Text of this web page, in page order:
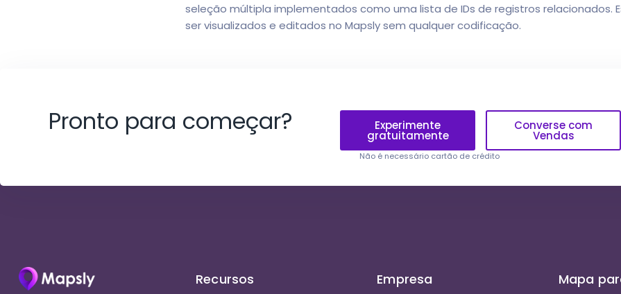
seleção múltipla implementados como uma lista de IDs de registros relacionados.
ser visualizados e editados no Mapsly sem qualquer codificação.
Pronto para começar? Experimente
gratuitamente
Converse com
Vendas
Não é necessário cartão de crédito
Recursos Empresa Mapa